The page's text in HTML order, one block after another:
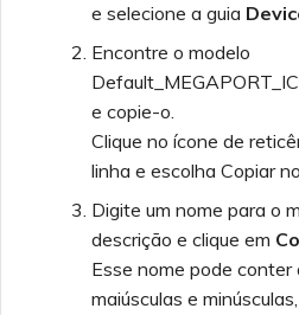
e selecione a guia
Encontre o modelo
e copie-o.
Clique no ícone de
linha e escolha Copiar
Digite um nome para o
descrição e clique em
Esse nome pode conter
maiúsculas e